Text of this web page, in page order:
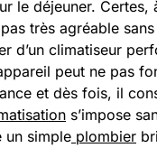
le déjeuner.
très agréable
d’un climatiseur
peut ne pas
et dès fois, il
s’impose
un simple plombier